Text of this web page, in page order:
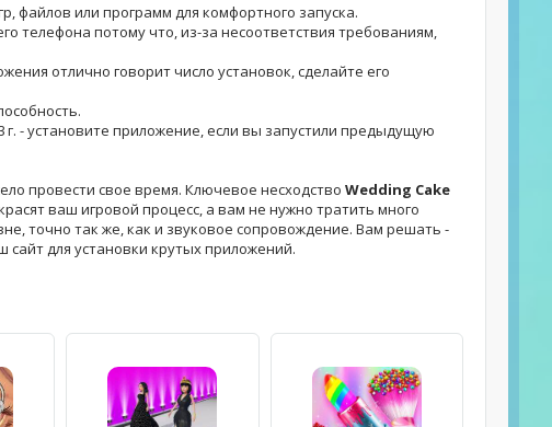
файлов или программ для комфортного запуска.
телефона потому что, из-за несоответствия требованиям,
отлично говорит число установок, сделайте его
г. - установите приложение, если вы запустили предыдущую
провести свое время. Ключевое несходство Wedding Cake
ваш игровой процесс, а вам не нужно тратить много
точно так же, как и звуковое сопровождение. Вам решать -
для установки крутых приложений.